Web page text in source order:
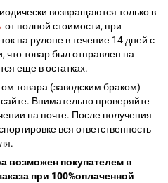
возвращаются только в
от полной стоимости, при
на рулоне в течение 14 дней с
что товар был отправлен на
еще в остатках.
товара (заводским браком)
Внимательно проверяйте
на почте. После получения
вся ответственность
возможен покупателем в
при 100%оплаченной